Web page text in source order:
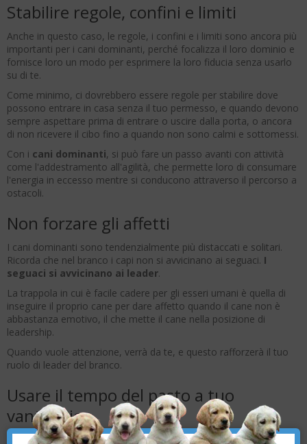
Stabilire regole, confini e limiti
Anche in questo caso, le regole, i confini e i limiti sono ancora più
importanti per i cani dominanti, perché focalizza il loro dominio e
fornisce loro un modo per esprimere la loro fiducia senza usarlo
su di te.
Come minimo, ci dovrebbero essere regole per stabilire dove
possono entrare in casa senza il tuo permesso, e quando devono
sempre aspettare prima di entrare o uscire dalla porta, o ancora
di non ricevere il cibo fino a quando non sono calmi e sottomessi.
Con i cani dominanti, si può fare un passo avanti con attività
come l'addestramento all'agilità, che permette loro di consumare
l'energia in eccesso mentre si conducono attraverso il percorso a
ostacoli.
Non forzare gli affetti
I cani dominanti sono tendenzialmente più distaccati e solitari.
Ricorda che nel branco i capi non si avvicinano ai seguaci. I
seguaci si avvicinano ai leader.
La trappola in cui è facile cadere per gli esseri umani è quella di
inseguire il proprio cane per dare affetto quando il cane non è
abbastanza emotivo, il che mette il cane nella posizione di
leadership.
Quando vuole attenzione, verrà da te, e questo rafforzerà il tuo
ruolo di leader del branco.
Usare il tempo del pasto a tuo
vantaggio
Nel branco, i leader mangiano per primi, e lo stesso dovrebbe
×